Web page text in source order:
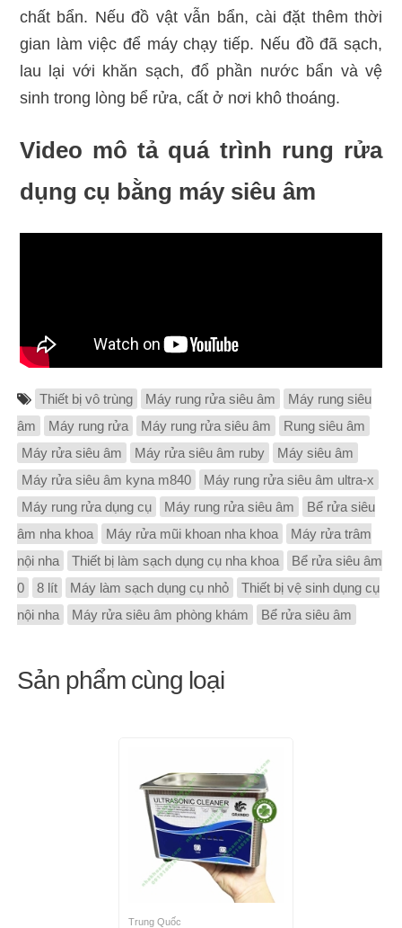
chất bẩn. Nếu đồ vật vẫn bẩn, cài đặt thêm thời
gian làm việc để máy chạy tiếp. Nếu đồ đã sạch,
lau lại với khăn sạch, đổ phần nước bẩn và vệ
sinh trong lòng bể rửa, cất ở nơi khô thoáng.
Video mô tả quá trình rung rửa
dụng cụ bằng máy siêu âm
Thiết bị vô trùng Máy rung rửa siêu âm
Máy rung siêu
âm
Máy rung rửa Máy rung rửa siêu âm
Rung siêu âm
Máy rửa siêu âm
Máy rửa siêu âm ruby
Máy siêu âm
Máy rửa siêu âm kyna m840
Máy rung rửa siêu âm ultra-x
Máy rung rửa dụng cụ
Máy rung rửa siêu âm
Bể rửa siêu
âm nha khoa
Máy rửa mũi khoan nha khoa
Máy rửa trâm
nội nha
Thiết bị làm sạch dụng cụ nha khoa
Bể rửa siêu âm
0
8 lít Máy làm sạch dụng cụ nhỏ
Thiết bị vệ sinh dụng cụ
nội nha
Máy rửa siêu âm phòng khám Bể rửa siêu âm
Sản phẩm cùng loại
Trung Quốc